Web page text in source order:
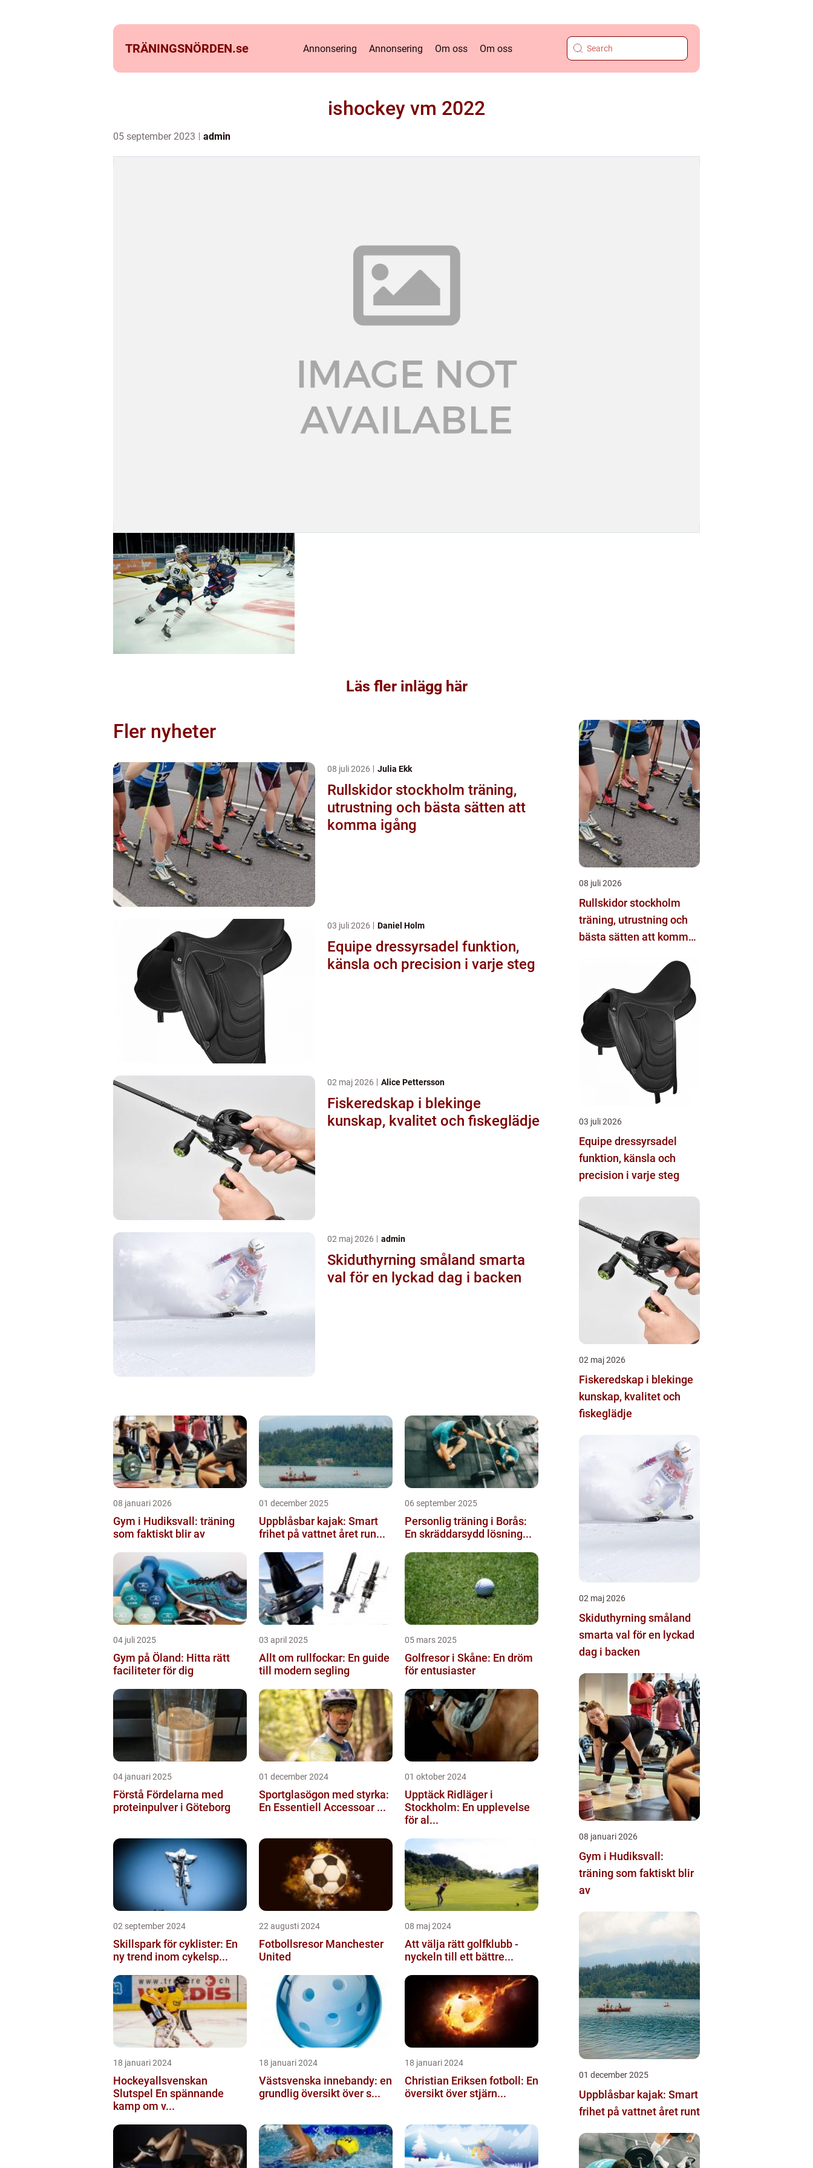
TRÄNINGSNÖRDEN.se Annonsering Annonsering Om oss Om oss
ishockey vm 2022
05 september 2023 admin
Läs fler inlägg här
Fler nyheter
08 juli 2026 Julia Ekk
Rullskidor stockholm träning,
utrustning och bästa sätten att
komma igång
03 juli 2026 Daniel Holm
Equipe dressyrsadel funktion,
känsla och precision i varje steg
02 maj 2026 Alice Pettersson
Fiskeredskap i blekinge
kunskap, kvalitet och fiskeglädje
02 maj 2026 admin
Skiduthyrning småland smarta
val för en lyckad dag i backen
08 januari 2026
Gym i Hudiksvall: träning
som faktiskt blir av
01 december 2025
Uppblåsbar kajak: Smart
frihet på vattnet året run...
06 september 2025
Personlig träning i Borås:
En skräddarsydd lösning...
04 juli 2025
Gym på Öland: Hitta rätt
faciliteter för dig
03 april 2025
Allt om rullfockar: En guide
till modern segling
05 mars 2025
Golfresor i Skåne: En dröm
för entusiaster
04 januari 2025
Förstå Fördelarna med
proteinpulver i Göteborg
01 december 2024
Sportglasögon med styrka:
En Essentiell Accessoar ...
01 oktober 2024
Upptäck Ridläger i
Stockholm: En upplevelse
för al...
02 september 2024
Skillspark för cyklister: En
ny trend inom cykelsp...
22 augusti 2024
Fotbollsresor Manchester
United
08 maj 2024
Att välja rätt golfklubb -
nyckeln till ett bättre...
18 januari 2024
Hockeyallsvenskan
Slutspel En spännande
kamp om v...
18 januari 2024
Västsvenska innebandy: en
grundlig översikt över s...
18 januari 2024
Christian Eriksen fotboll: En
översikt över stjärn...
08 juli 2026
Rullskidor stockholm
träning, utrustning och
bästa sätten att komma
03 juli 2026
Equipe dressyrsadel
funktion, känsla och
precision i varje steg
02 maj 2026
Fiskeredskap i blekinge
kunskap, kvalitet och
fiskeglädje
02 maj 2026
Skiduthyrning småland
smarta val för en lyckad
dag i backen
08 januari 2026
Gym i Hudiksvall:
träning som faktiskt blir
av
01 december 2025
Uppblåsbar kajak: Smart
frihet på vattnet året runt